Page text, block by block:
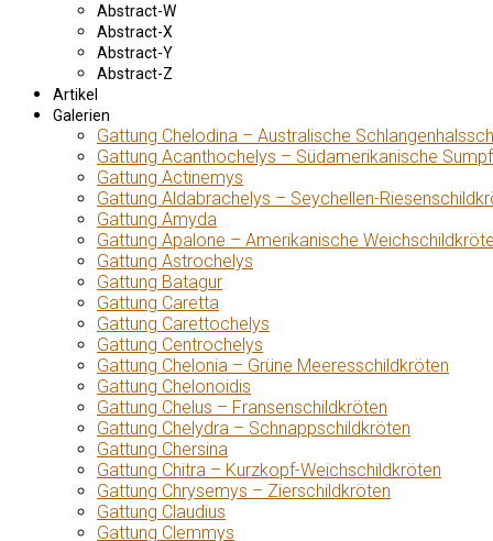
Abstract-W
Abstract-X
Abstract-Y
Abstract-Z
Artikel
Galerien
Gattung Chelodina – Australische
Gattung Acanthochelys – Südamerikanische
Gattung Actinemys
Gattung Aldabrachelys – Seychellen-
Gattung Amyda
Gattung Apalone – Amerikanische
Gattung Astrochelys
Gattung Batagur
Gattung Caretta
Gattung Carettochelys
Gattung Centrochelys
Gattung Chelonia – Grüne Meeresschildkröten
Gattung Chelonoidis
Gattung Chelus – Fransenschildkröten
Gattung Chelydra – Schnappschildkröten
Gattung Chersina
Gattung Chitra – Kurzkopf-Weichschildkröten
Gattung Chrysemys – Zierschildkröten
Gattung Claudius
Gattung Clemmys